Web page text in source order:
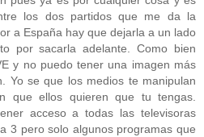
los dos partidos que me da la
a España hay que dejarla a un lado
por sacarla adelante. Como bien
y no puedo tener una imagen más
Yo se que los medios te manipulan
que ellos quieren que tu tengas.
acceso a todas las televisoras
3 pero solo algunos programas que